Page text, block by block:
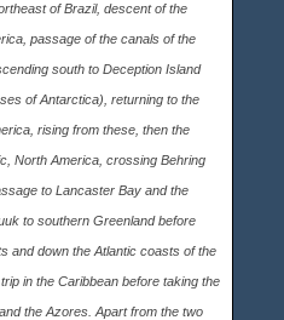
of Brazil, descent of the
passage of the canals of the
south to Deception Island
of Antarctica), returning to the
rising from these, then the
North America, crossing Behring
to Lancaster Bay and the
to southern Greenland before
and down the Atlantic coasts of the
in the Caribbean before taking the
the Azores. Apart from the two